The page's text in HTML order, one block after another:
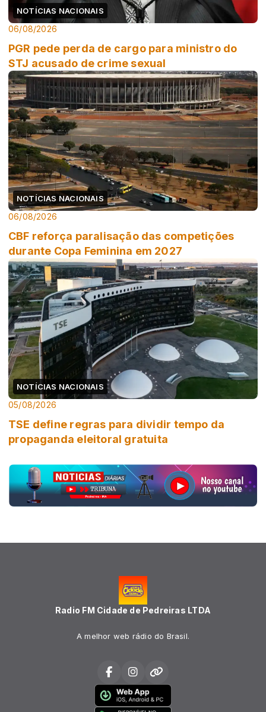
NOTÍCIAS NACIONAIS
06/08/2026
PGR pede perda de cargo para ministro do
STJ acusado de crime sexual
NOTÍCIAS NACIONAIS
06/08/2026
CBF reforça paralisação das competições
durante Copa Feminina em 2027
NOTÍCIAS NACIONAIS
05/08/2026
TSE define regras para dividir tempo da
propaganda eleitoral gratuita
Radio FM Cidade de Pedreiras LTDA
A melhor web rádio do Brasil.